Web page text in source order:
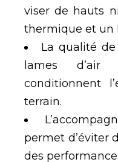
viser de hauts
thermique et un
La qualité
lames d’air
conditionnent
terrain.
permet d’éviter
des